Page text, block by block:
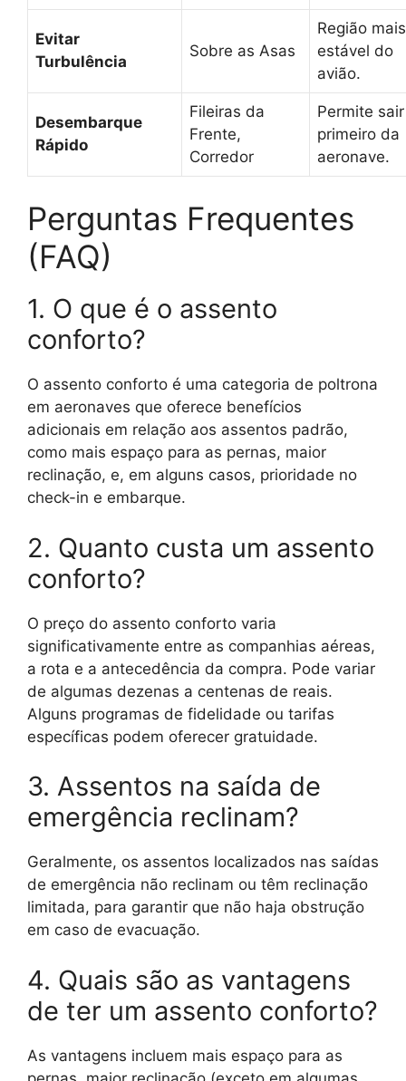
Evitar
Turbulência
Sobre as Asas
Região mais
estável do
avião.
Desembarque
Rápido
Fileiras da
Frente,
Corredor
Permite sair
primeiro da
aeronave.
Perguntas Frequentes
(FAQ)
1. O que é o assento
conforto?
O assento conforto é uma categoria de poltrona
em aeronaves que oferece benefícios
adicionais em relação aos assentos padrão,
como mais espaço para as pernas, maior
reclinação, e, em alguns casos, prioridade no
check-in e embarque.
2. Quanto custa um assento
conforto?
O preço do assento conforto varia
significativamente entre as companhias aéreas,
a rota e a antecedência da compra. Pode variar
de algumas dezenas a centenas de reais.
Alguns programas de fidelidade ou tarifas
específicas podem oferecer gratuidade.
3. Assentos na saída de
emergência reclinam?
Geralmente, os assentos localizados nas saídas
de emergência não reclinam ou têm reclinação
limitada, para garantir que não haja obstrução
em caso de evacuação.
4. Quais são as vantagens
de ter um assento conforto?
As vantagens incluem mais espaço para as